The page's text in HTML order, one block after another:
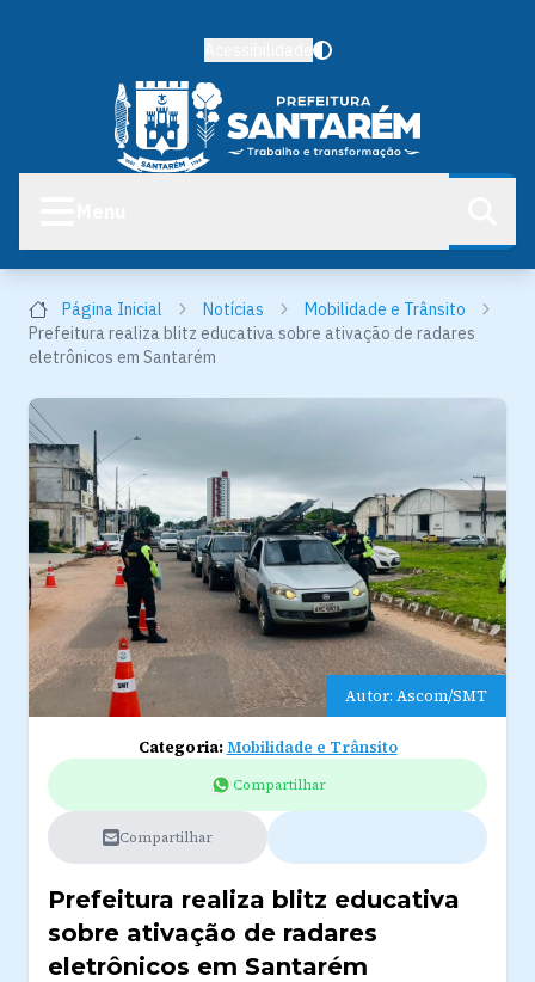
Página Inicial Notícias
Mobilidade e Trânsito
Prefeitura realiza blitz educativa sobre ativação de radares
eletrônicos em Santarém
Autor: Ascom/SMT
Categoria:Mobilidade e Trânsito
Compartilhar
Compartilhar
Prefeitura realiza blitz educativa
sobre ativação de radares
eletrônicos em Santarém